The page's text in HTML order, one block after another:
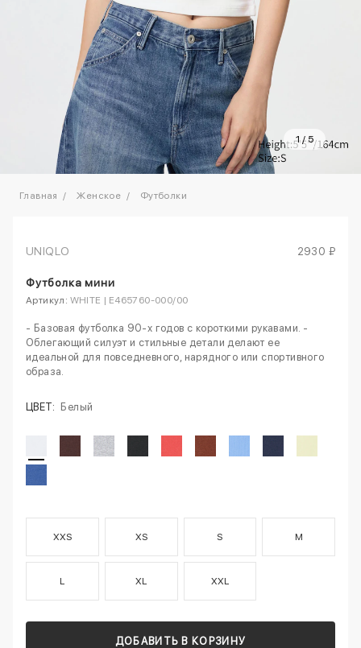
1/5
Главная Женское Футболки
UNIQLO 2930 ₽
Футболка мини
Артикул: WHITE | E465760-000/00
- Базовая футболка 90-х годов с короткими рукавами. -
Облегающий силуэт и стильные детали делают ее
идеальной для повседневного, нарядного или спортивного
образа.
ЦВЕТ: Белый
XXS XS S M
L XL XXL
ДОБАВИТЬ В КОРЗИНУ